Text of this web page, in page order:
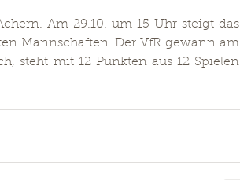
Am 29.10. um 15 Uhr steigt das
Mannschaften. Der VfR gewann am
steht mit 12 Punkten aus 12 Spielen